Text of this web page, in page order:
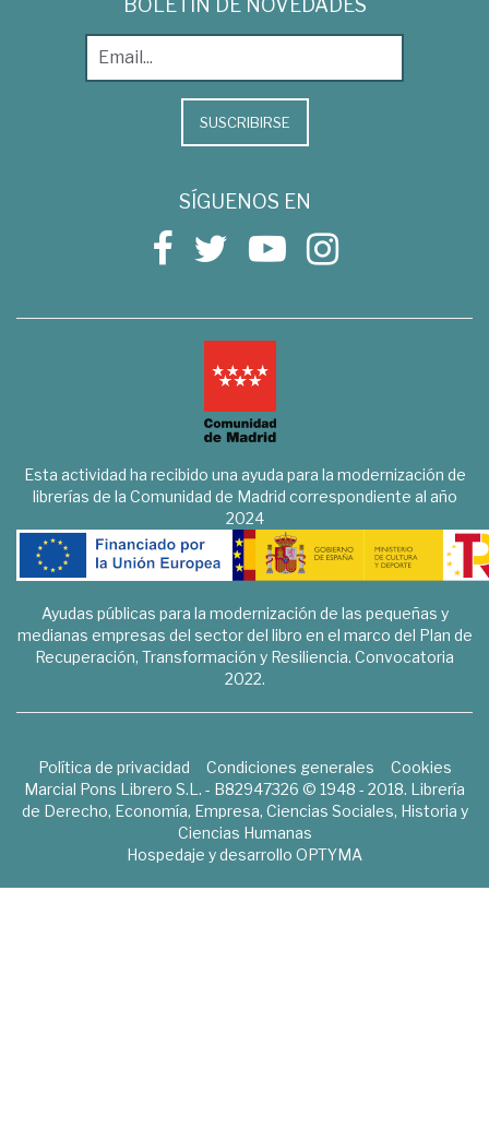
BOLETÍN DE NOVEDADES
SUSCRIBIRSE
SÍGUENOS EN
Esta actividad ha recibido una ayuda para la modernización de
librerías de la Comunidad de Madrid correspondiente al año
2024
Ayudas públicas para la modernización de las pequeñas y
medianas empresas del sector del libro en el marco del Plan de
Recuperación, Transformación y Resiliencia. Convocatoria
2022.
Política de privacidad Condiciones generales
Cookies
Marcial Pons Librero S.L. - B82947326 © 1948 - 2018. Librería
de Derecho, Economía, Empresa, Ciencias Sociales, Historia y
Ciencias Humanas
Hospedaje y desarrollo OPTYMA